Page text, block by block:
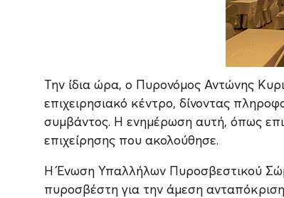
Την ίδια ώρα, ο Πυρονόμος Αντώνης
επιχειρησιακό κέντρο, δίνοντας
συμβάντος. Η ενημέρωση αυτή, όπως
επιχείρησης που ακολούθησε.
Η Ένωση Υπαλλήλων Πυροσβεστικού
πυροσβέστη για την άμεση